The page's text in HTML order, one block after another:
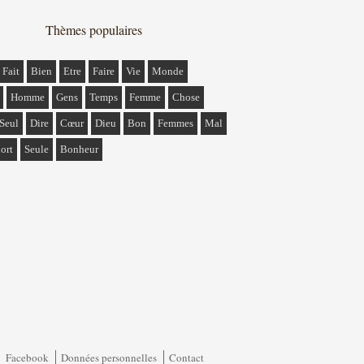
Thèmes populaires
Fait Bien Etre Faire Vie Monde
Homme Gens Temps Femme Chose
Seul Dire Cœur Dieu Bon Femmes Mal
Seule Bonheur
Facebook
Données personnelles Contact